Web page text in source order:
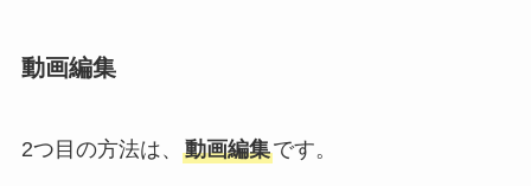
動画編集
2つ目の方法は、 動画編集です。